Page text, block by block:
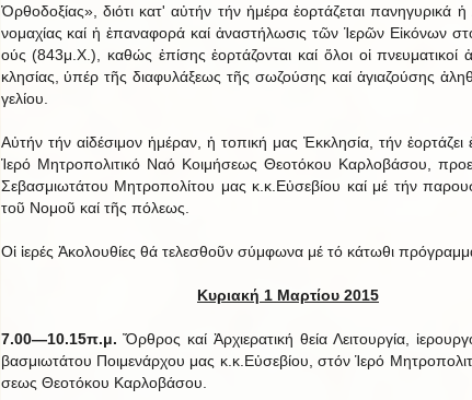
Ὀρ­θο­δο­ξίας», δι­ότι κατ' αὐ­τήν τήν ἡ­μέρα ἑ­ορ­τά­ζε­ται πα­νη­γυ­ρικά ἡ
νο­μα­χίας καί ἡ ἐ­πα­να­φορά καί ἀ­να­στή­λω­σις τῶν Ἱ­ε­ρῶν Εἰ­κό­νων
ούς (843μ.Χ.), κα­θώς ἐ­πί­σης ἑ­ορ­τά­ζον­ται καί ὅ­λοι οἱ
κλη­σίας, ὑ­πέρ τῆς δι­α­φυ­λά­ξεως τῆς σω­ζού­σης καί ἁ­γι­α­ζού­σης
γε­λίου.
Αὐ­τήν τήν αἰ­δέ­σι­μον ἡ­μέ­ραν, ἡ το­πική μας Ἐκ­κλη­σία, τήν
Ἱ­ερό Μη­τρο­πο­λι­τικό Ναό Κοι­μή­σεως Θε­ο­τό­κου Καρ­λο­βά­σου,
Σε­βα­σμι­ω­τά­του Μη­τρο­πο­λί­του μας κ.κ.Εὐ­σε­βίου καί μέ τήν
τοῦ Νο­μοῦ καί τῆς πό­λεως.
Οἱ ἱ­ε­ρές Ἀ­κο­λου­θίες θά τε­λε­σθοῦν σύμ­φωνα μέ τό κά­τωθι
Κυ­ρι­ακή 1 Μαρτίου 2015
7.00—10.15π.μ. Ὄρ­θρος καί Ἀρ­χι­ε­ρα­τική θεία Λει­τουρ­γία,
βα­σμι­ω­τά­του Ποι­με­νάρ­χου μας κ.κ.Εὐ­σε­βίου, στόν Ἱ­ερό
σεως Θε­ο­τό­κου Καρ­λο­βά­σου.